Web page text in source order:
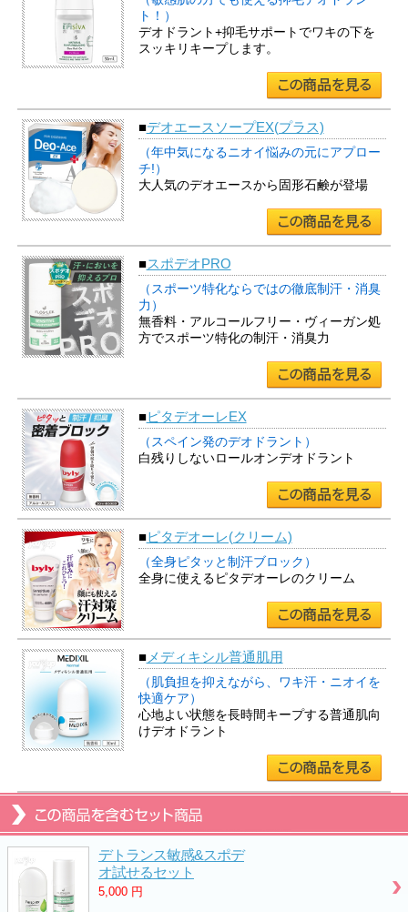
ト！）
デオドラント+抑毛サポートでワキの下を
スッキリキープします。
■デオエースソープEX(プラス)
（年中気になるニオイ悩みの元にアプロー
チ!）
大人気のデオエースから固形石鹸が登場
■スポデオPRO
（スポーツ特化ならではの徹底制汗・消臭
力）
無香料・アルコールフリー・ヴィーガン処
方でスポーツ特化の制汗・消臭力
■ピタデオーレEX
（スペイン発のデオドラント）
白残りしないロールオンデオドラント
■ピタデオーレ(クリーム)
（全身ピタッと制汗ブロック）
全身に使えるピタデオーレのクリーム
■メディキシル普通肌用
（肌負担を抑えながら、ワキ汗・ニオイを
快適ケア）
心地よい状態を長時間キープする普通肌向
けデオドラント
デトランス敏感&スポデ
オ試せるセット
5,000 円